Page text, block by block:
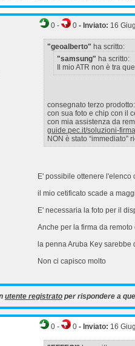
0 - 0 - Inviato: 16
"geoalberto" ha scritto:
"samsung" ha scritto:
Il mio ATR non è tra
consegnato terzo
con sua foto e chip con il
con mia assistenza da
guide.pec.it/soluzioni-
NON è stato “immediato”
E' possibile ottenere l'elenco
il mio cetificato scade a
E' necessaria la foto per il
Anche per la firma da
la penna Aruba Key
Non ci capisco molto
utente registrato per rispondere a
0 - 0 - Inviato: 16